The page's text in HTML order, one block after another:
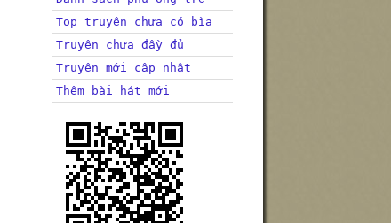
Top truyện chưa có bìa
Truyện chưa đầy đủ
Truyện mới cập nhật
Thêm bài hát mới